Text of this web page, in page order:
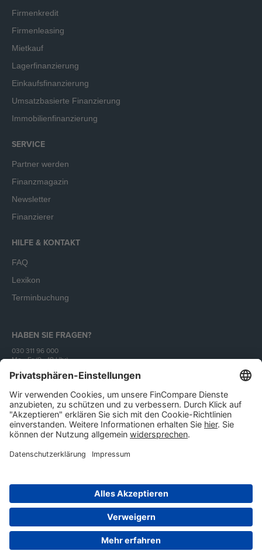
Firmenkredit
Firmenleasing
Mietkauf
Lagerfinanzierung
Einkaufsfinanzierung
Umsatzbasierte Finanzierung
Immobilienfinanzierung
SERVICE
Partner werden
Finanzmagazin
Newsletter
Finanzierer
HILFE & KONTAKT
FAQ
Lexikon
Terminbuchung
HABEN SIE FRAGEN?
030 311 96 000
Mo - Fr (9 - 18 Uhr)
Unser Angebot richtet sich ausschließlich an Unternehmen.
ImpressumAGBDatenschutzIT-Sicherheit